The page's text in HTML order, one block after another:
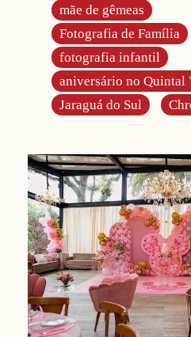
mãe de gêmeas
Fotografia de Família
fotografia infantil
aniversário no Quintal
Jaraguá do Sul